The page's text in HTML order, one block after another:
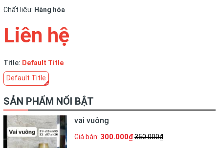
Chất liệu: Hàng hóa
Liên hệ
Title: Default Title
Default Title
SẢN PHẨM NỔI BẬT
vai vuông
Giá bán: 300.000₫350.000₫